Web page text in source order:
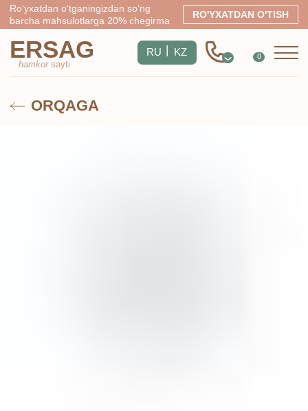
Ro‘yxatdan o‘tganingizdan so‘ng
barcha mahsulotlarga 20% chegirma
RO'YXATDAN O'TISH
0
ERSAG
hamkorsayti
ORQAGA